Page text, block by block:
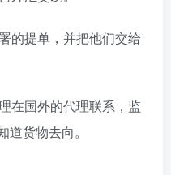
的提单，并把他们交给
在国外的代理联系，监
货物去向。